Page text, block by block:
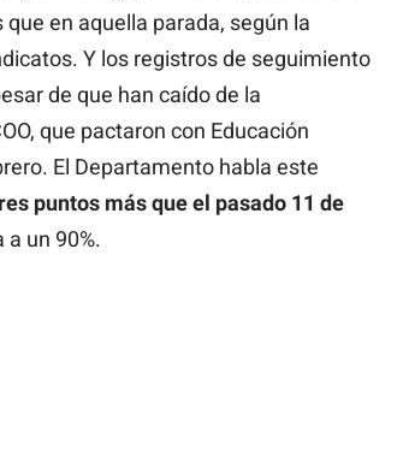
en aquella parada, según la
Y los registros de seguimiento
de que han caído de la
que pactaron con Educación
El Departamento habla este
puntos más que el pasado 11 de
un 90%.